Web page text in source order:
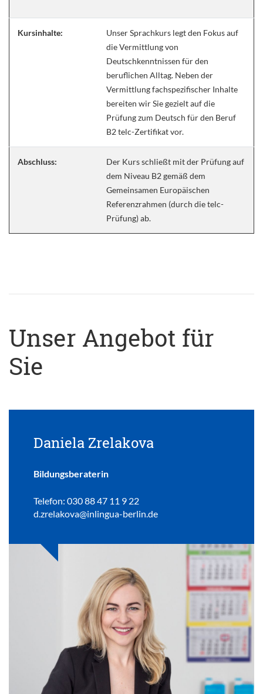
Kursinhalte:
Unser Sprachkurs legt den Fokus auf
die Vermittlung von
Deutschkenntnissen für den
beruflichen Alltag. Neben der
Vermittlung fachspezifischer Inhalte
bereiten wir Sie gezielt auf die
Prüfung zum Deutsch für den Beruf
B2 telc-Zertifikat vor.
Abschluss:
Der Kurs schließt mit der Prüfung auf
dem Niveau B2 gemäß dem
Gemeinsamen Europäischen
Referenzrahmen (durch die telc-
Prüfung) ab.
Unser Angebot für
Sie
Daniela Zrelakova
Bildungsberaterin
Telefon: 030 88 47 11 9 22
d.zrelakova@inlingua-berlin.de